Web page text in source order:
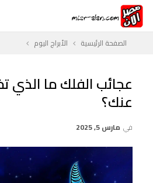
الصفحة الرئيسية الأبراج اليوم
عجائب الفلك ما الذي
عنك؟
في مارس 5, 2025